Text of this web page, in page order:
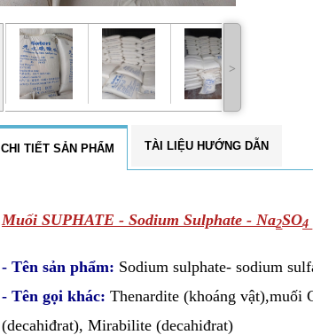
˃
CHI TIẾT SẢN PHẨM TÀI LIỆU HƯỚNG DẪN
Muối SUPHATE - Sodium Sulphate - Na2SO4
- Tên sản phẩm: Sodium sulphate- sodium
- Tên gọi khác: Thenardite (khoáng vật),muối
(decahiđrat), Mirabilite (decahiđrat)